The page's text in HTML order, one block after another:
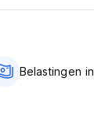
credit and
Belastingen